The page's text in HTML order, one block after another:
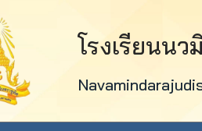
โรงเรียนน